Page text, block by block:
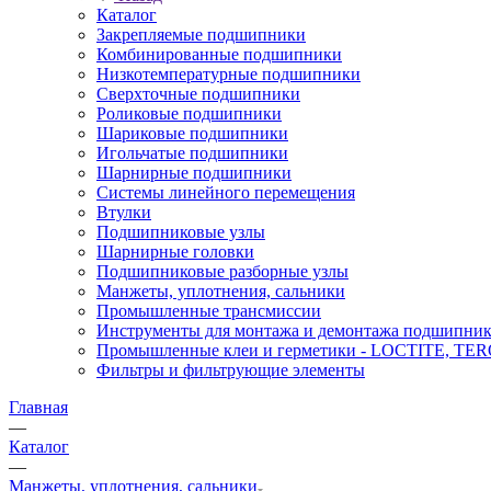
Каталог
Закрепляемые подшипники
Комбинированные подшипники
Низкотемпературные подшипники
Сверхточные подшипники
Роликовые подшипники
Шариковые подшипники
Игольчатые подшипники
Шарнирные подшипники
Системы линейного перемещения
Втулки
Подшипниковые узлы
Шарнирные головки
Подшипниковые разборные узлы
Манжеты, уплотнения, сальники
Промышленные трансмиссии
Инструменты для монтажа и демонтажа
Промышленные клеи и герметики - LOCTITE,
Фильтры и фильтрующие элементы
Главная
—
Каталог
—
Манжеты, уплотнения, сальники